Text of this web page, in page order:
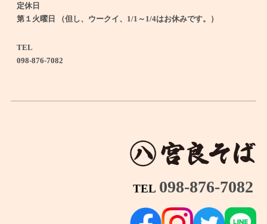
定休日
第１火曜日 （但し、ウークイ、1/1～1/4はお休みです。）
TEL
098-876-7082
TEL 098-876-7082